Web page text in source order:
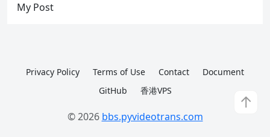
My Post
↑
Privacy Policy Terms of Use Contact
Document
GitHub
香港VPS
© 2026 bbs.pyvideotrans.com